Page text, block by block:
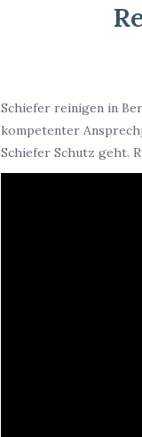
Schiefer reinigen in
kompetenter
Schiefer Schutz geht.